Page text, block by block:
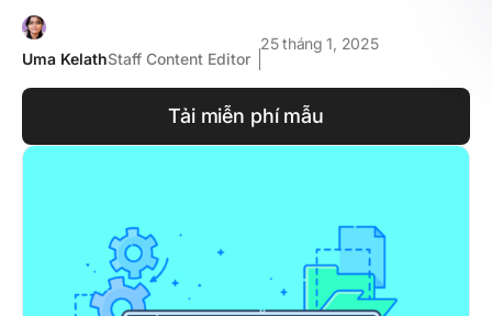
Uma KelathStaff Content Editor
25 tháng 1, 2025
Tải miễn phí mẫu